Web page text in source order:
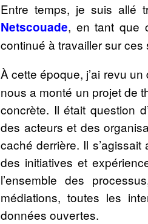
Entre temps, je suis allé
Netscouade, en tant que
continué à travailler sur ces
À cette époque, j’ai revu
nous a monté un projet de
concrète. Il était question
des acteurs et des
caché derrière. Il
des initiatives et
l’ensemble des
médiations, toutes les
données ouvertes.